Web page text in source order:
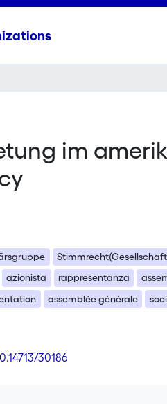
im
azionista rappresentanza
assemblée générale
30186